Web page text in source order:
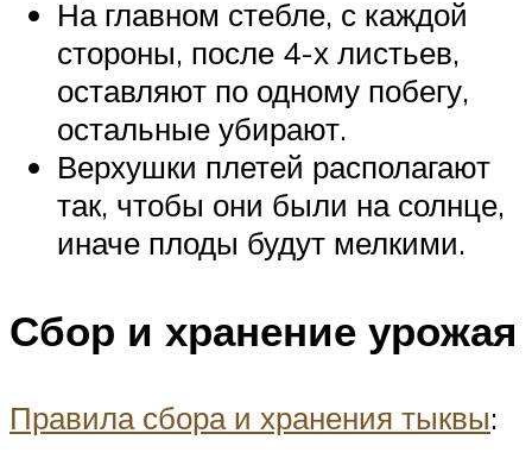
На главном стебле, с каждой
стороны, после 4-х листьев,
оставляют по одному побегу,
остальные убирают.
Верхушки плетей располагают
так, чтобы они были на солнце,
иначе плоды будут мелкими.
Сбор и хранение урожая
Правила сбора и хранения тыквы: